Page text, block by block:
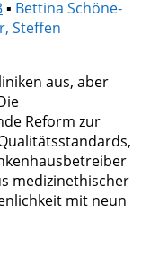
▪ Bettina Schöne-
Steffen
aus, aber
Reform zur
medizinethischer
mit neun